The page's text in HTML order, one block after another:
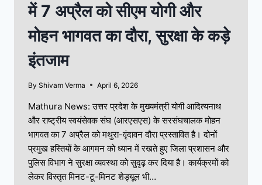
में 7 अप्रैल को सीएम योगी और
मोहन भागवत का दौरा, सुरक्षा के कड़े
इंतजाम
By Shivam Verma April 6, 2026
Mathura News: उत्तर प्रदेश के मुख्यमंत्री योगी आदित्यनाथ
और राष्ट्रीय स्वयंसेवक संघ (आरएसएस) के सरसंघचालक मोहन
भागवत का 7 अप्रैल को मथुरा-वृंदावन दौरा प्रस्तावित है। दोनों
प्रमुख हस्तियों के आगमन को ध्यान में रखते हुए जिला प्रशासन और
पुलिस विभाग ने सुरक्षा व्यवस्था को सुदृढ़ कर दिया है। कार्यक्रमों को
लेकर विस्तृत मिनट-टू-मिनट शेड्यूल भी…